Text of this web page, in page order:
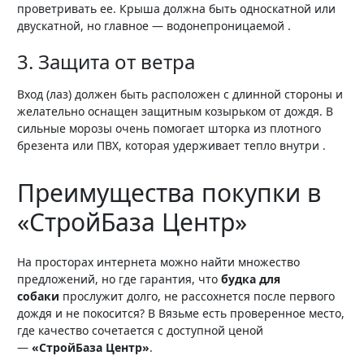
проветривать ее. Крыша должна быть односкатной или
двускатной, но главное — водонепроницаемой .
3. Защита от ветра
Вход (лаз) должен быть расположен с длинной стороны и
желательно оснащен защитным козырьком от дождя. В
сильные морозы очень помогает шторка из плотного
брезента или ПВХ, которая удерживает тепло внутри .
Преимущества покупки в
«СтройБаза Центр»
На просторах интернета можно найти множество
предложений, но где гарантия, что будка для
собаки прослужит долго, не рассохнется после первого
дождя и не покосится? В Вязьме есть проверенное место,
где качество сочетается с доступной ценой
— «СтройБаза Центр».